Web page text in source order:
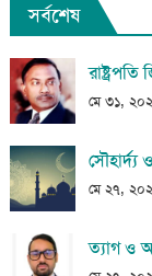
সর্বশেষ
মে ৩১,
মে ২৭,
ত্যাগ ও